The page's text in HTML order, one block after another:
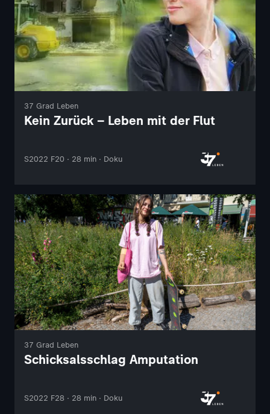
37 Grad Leben
Kein Zurück – Leben mit der Flut
S2022 F20 · 28 min · Doku
37 Grad Leben
Schicksalsschlag Amputation
S2022 F28 · 28 min · Doku